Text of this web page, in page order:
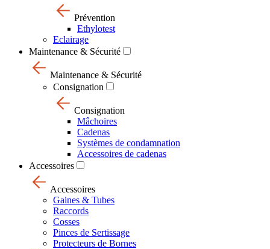
Prévention
Ethylotest
Eclairage
Maintenance & Sécurité
Maintenance & Sécurité
Consignation
Consignation
Mâchoires
Cadenas
Systèmes de condamnation
Accessoires de cadenas
Accessoires
Accessoires
Gaines & Tubes
Raccords
Cosses
Pinces de Sertissage
Protecteurs de Bornes